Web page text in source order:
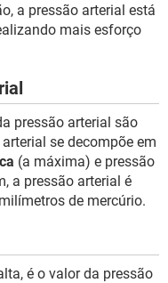
a pressão arterial está
mais esforço
pressão arterial são
se decompõe em
(a máxima) e pressão
a pressão arterial é
de mercúrio.
é o valor da pressão